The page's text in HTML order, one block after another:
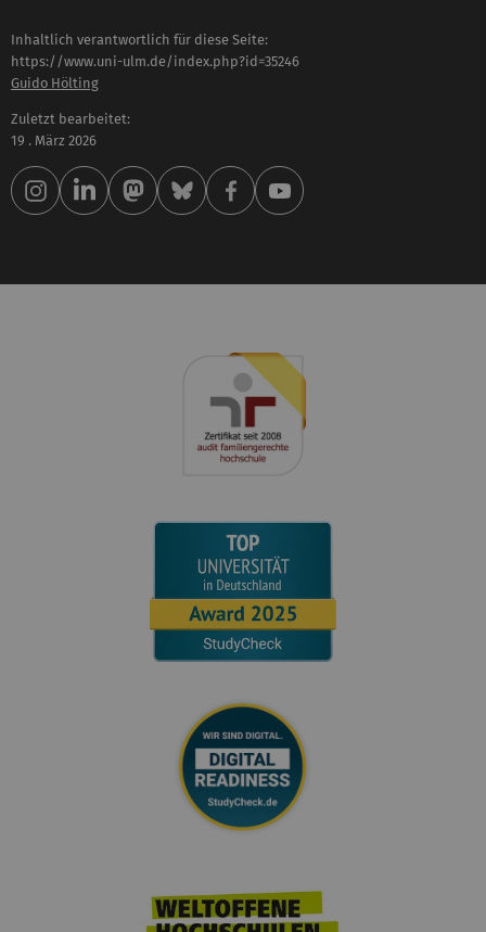
Inhaltlich verantwortlich für diese Seite:
https://www.uni-ulm.de/index.php?id=35246
Guido Hölting
Zuletzt bearbeitet:
19 . März 2026